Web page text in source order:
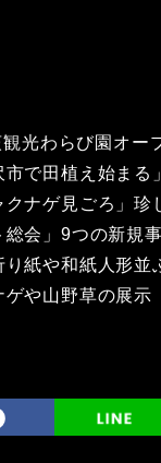
光わらび園オー
で田植え始まる
ナゲ見ごろ」珍
会」9つの新規
紙や和紙人形並
や山野草の展示